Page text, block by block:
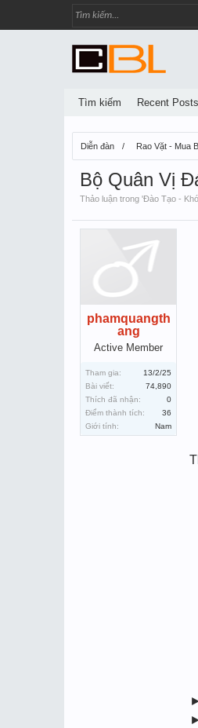
Diễn đàn Rao Vặt - Mua
Bộ Quân Vị
Thảo luận trong 'Đào Tạo -
phamquangth
ang
Active Member
Tham gia:
13/2/25
Bài viết:
74,890
Thích đã nhận:
0
Điểm thành tích:
36
Giới tính:
Nam
Tìm kiếm Recent Posts